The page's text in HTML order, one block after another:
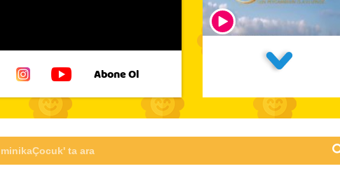
Abone Ol